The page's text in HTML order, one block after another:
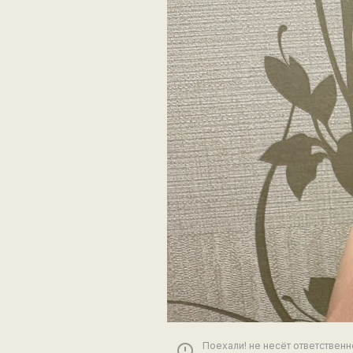
Поехали! не несёт